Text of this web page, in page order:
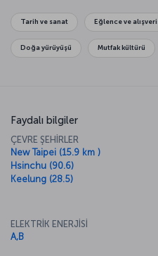
güzelliklerini keşfetmek
Tarih ve sanat Eğlence ve
Doğa yürüyüşü Mutfak kültürü
Faydalı bilgiler
ÇEVRE ŞEHİRLER
New Taipei (15.9 km )
Hsinchu (90.6)
Keelung (28.5)
ELEKTRİK ENERJİSİ
A,B